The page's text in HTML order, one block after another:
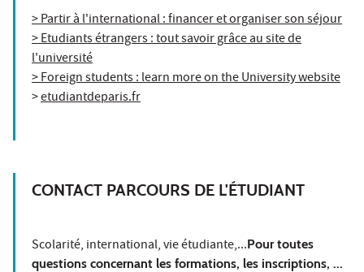
> Partir à l'international : financer et organiser son séjour
> Etudiants étrangers : tout savoir grâce au site de
l'université
> Foreign students : learn more on the University website
>etudiantdeparis.fr
CONTACT PARCOURS DE L'ÉTUDIANT
Scolarité, international, vie étudiante,...Pour toutes
questions concernant les formations, les inscriptions, ...